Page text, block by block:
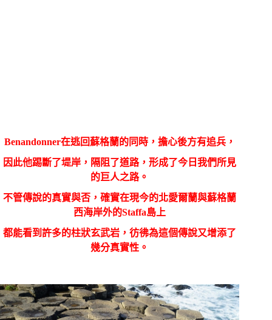
Benandonner在逃回蘇格蘭的同時，擔心後方有追兵，
因此他踢斷了堤岸，隔阻了道路，形成了今日我們所見
的巨人之路。
不管傳說的真實與否，確實在現今的北愛爾蘭與蘇格蘭
西海岸外的Staffa島上
都能看到許多的柱狀玄武岩，彷彿為這個傳說又增添了
幾分真實性。